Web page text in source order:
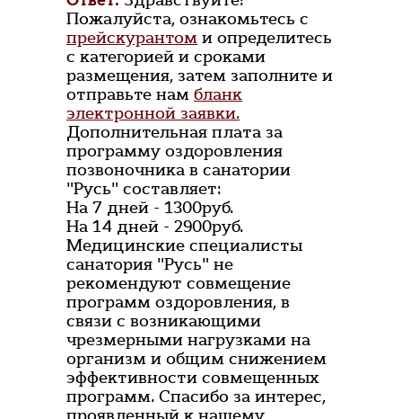
Пожалуйста, ознакомьтесь с
прейскурантом и определитесь
с категорией и сроками
размещения, затем заполните и
отправьте нам бланк
электронной заявки.
Дополнительная плата за
программу оздоровления
позвоночника в санатории
"Русь" составляет:
На 7 дней - 1300руб.
На 14 дней - 2900руб.
Медицинские специалисты
санатория "Русь" не
рекомендуют совмещение
программ оздоровления, в
связи с возникающими
чрезмерными нагрузками на
организм и общим снижением
эффективности совмещенных
программ. Спасибо за интерес,